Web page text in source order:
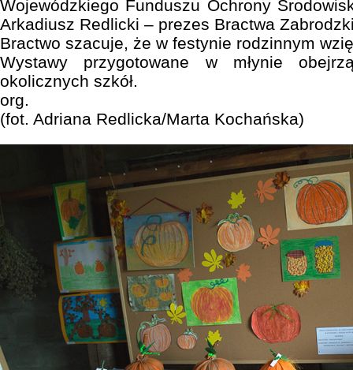
Wojewódzkiego Funduszu Ochrony
Arkadiusz Redlicki – prezes Bractwa
Bractwo szacuje, że w festynie rodzinnym
Wystawy przygotowane w młynie
okolicznych szkół.
org.
(fot. Adriana Redlicka/Marta Kochańska)